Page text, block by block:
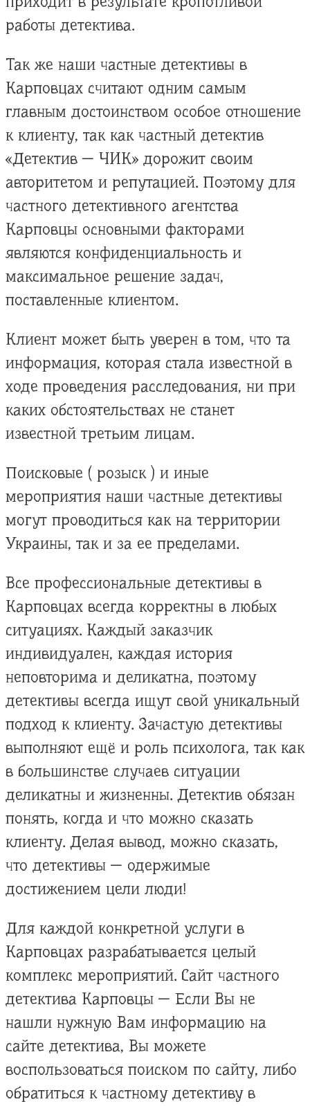
работы детектива.
Так же наши частные детективы в
Карповцах считают одним самым
главным достоинством особое отношение
к клиенту, так как частный детектив
«Детектив — ЧИК» дорожит своим
авторитетом и репутацией. Поэтому для
частного детективного агентства
Карповцы основными факторами
являются конфиденциальность и
максимальное решение задач,
поставленные клиентом.
Клиент может быть уверен в том, что та
информация, которая стала известной в
ходе проведения расследования, ни при
каких обстоятельствах не станет
известной третьим лицам.
Поисковые ( розыск ) и иные
мероприятия наши частные детективы
могут проводиться как на территории
Украины, так и за ее пределами.
Все профессиональные детективы в
Карповцах всегда корректны в любых
ситуациях. Каждый заказчик
индивидуален, каждая история
неповторима и деликатна, поэтому
детективы всегда ищут свой уникальный
подход к клиенту. Зачастую детективы
выполняют ещё и роль психолога, так как
в большинстве случаев ситуации
деликатны и жизненны. Детектив обязан
понять, когда и что можно сказать
клиенту. Делая вывод, можно сказать,
что детективы — одержимые
достижением цели люди!
Для каждой конкретной услуги в
Карповцах разрабатывается целый
комплекс мероприятий. Сайт частного
детектива Карповцы — Если Вы не
нашли нужную Вам информацию на
сайте детектива, Вы можете
воспользоваться поиском по сайту, либо
обратиться к частному детективу в